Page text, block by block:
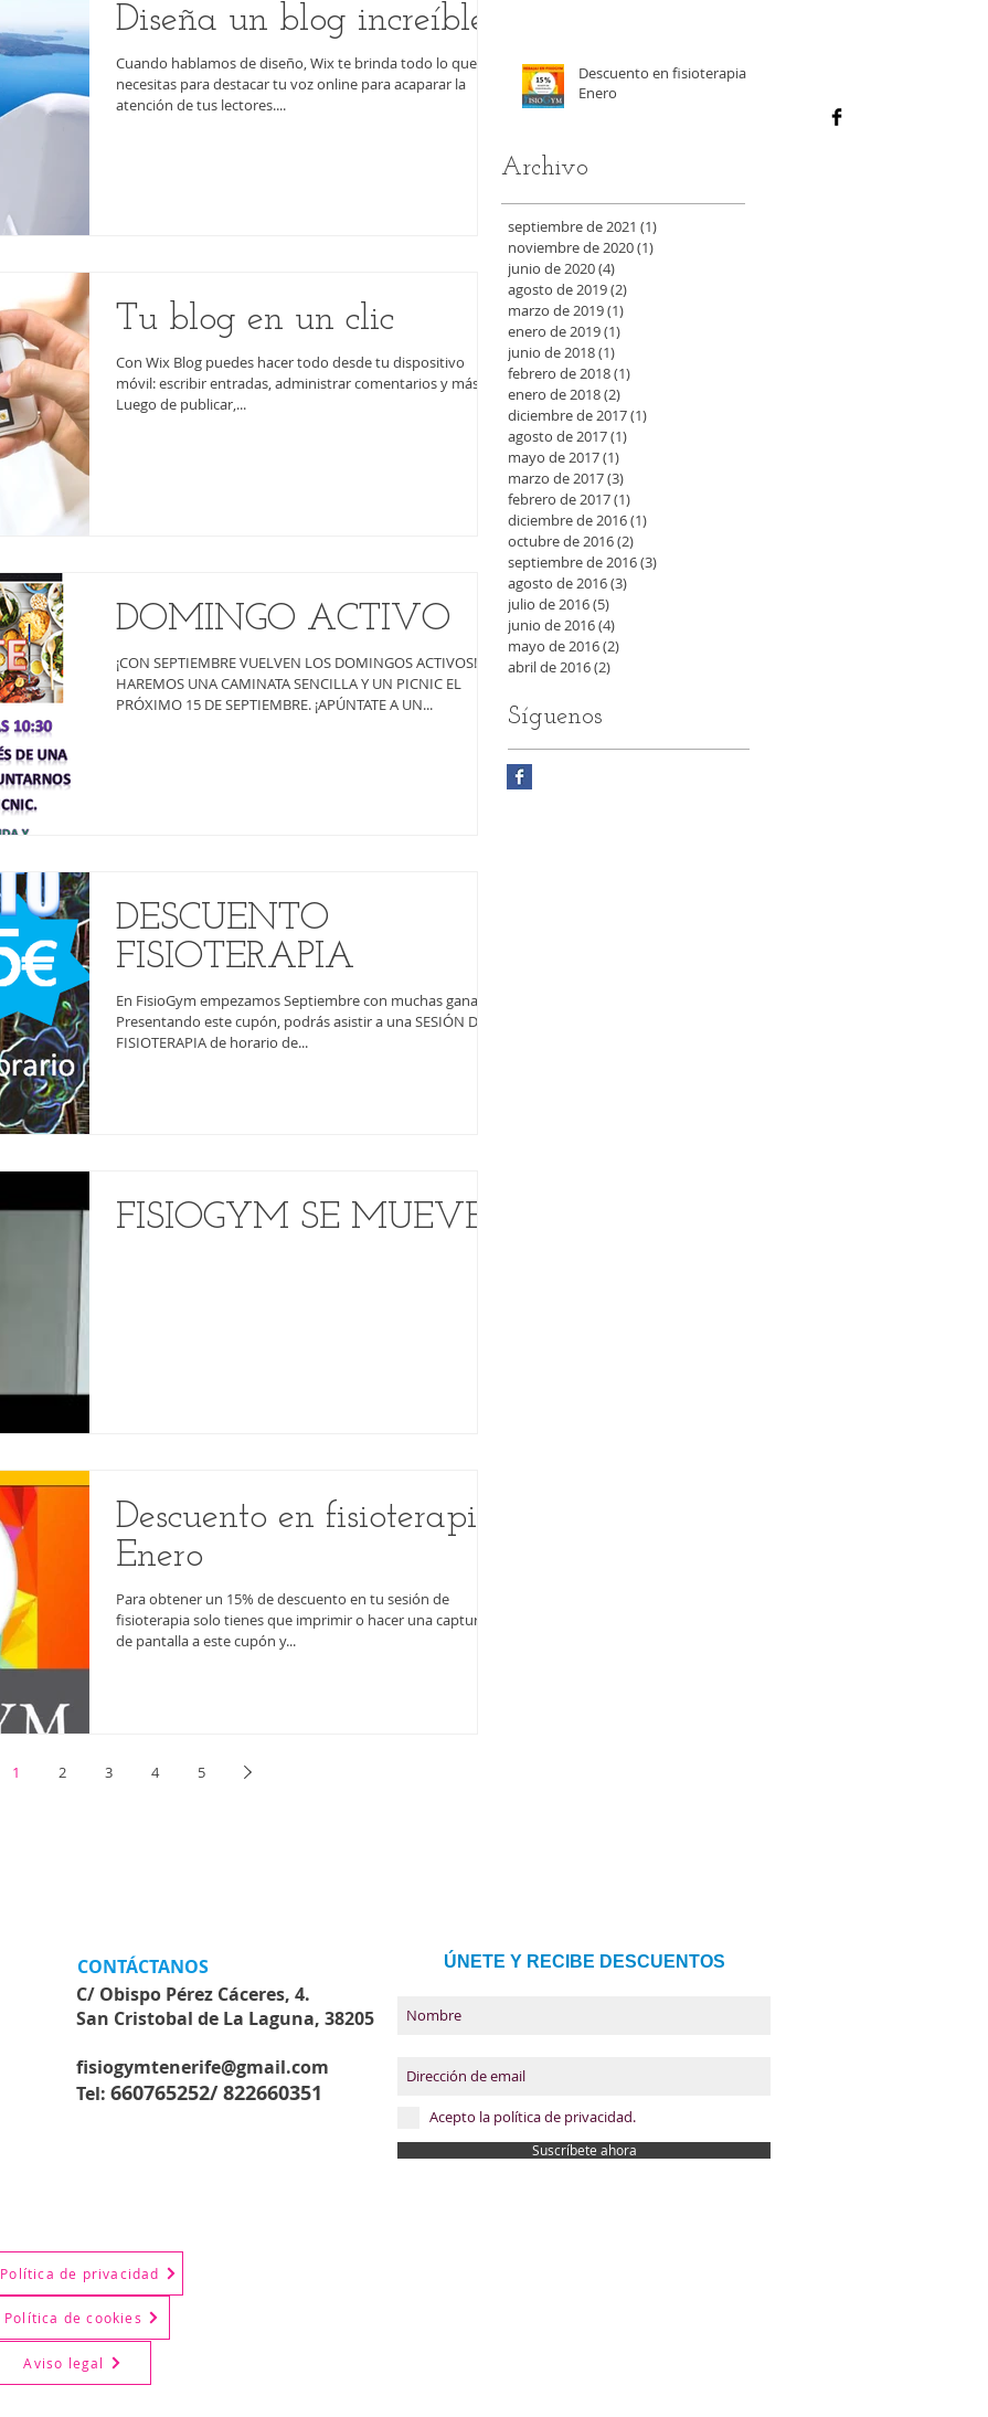
Diseña un blog increíble
Cuando hablamos de diseño, Wix te brinda todo lo que
necesitas para destacar tu voz online para acaparar la
atención de tus lectores....
Tu blog en un clic
Con Wix Blog puedes hacer todo desde tu dispositivo
móvil: escribir entradas, administrar comentarios y más.
Luego de publicar,...
DOMINGO ACTIVO
¡CON SEPTIEMBRE VUELVEN LOS DOMINGOS ACTIVOS!
HAREMOS UNA CAMINATA SENCILLA Y UN PICNIC EL
PRÓXIMO 15 DE SEPTIEMBRE. ¡APÚNTATE A UN...
DESCUENTO
FISIOTERAPIA
En FisioGym empezamos Septiembre con muchas ganas.
Presentando este cupón, podrás asistir a una SESIÓN DE
FISIOTERAPIA de horario de...
FISIOGYM SE MUEVE
Descuento en fisioterapia
Enero
Para obtener un 15% de descuento en tu sesión de
fisioterapia solo tienes que imprimir o hacer una captura
de pantalla a este cupón y...
1 2 3 4 5
Descuento en fisioterapia
Enero
Archivo
septiembre de 2021 (1)
noviembre de 2020(1)
junio de 2020(4)
agosto de 2019(2)
marzo de 2019(1)
enero de 2019(1)
junio de 2018(1)
febrero de 2018(1)
enero de 2018(2)
diciembre de 2017(1)
agosto de 2017(1)
mayo de 2017(1)
marzo de 2017(3)
febrero de 2017(1)
diciembre de 2016(1)
octubre de 2016(2)
septiembre de 2016(3)
agosto de 2016(3)
julio de 2016(5)
junio de 2016(4)
mayo de 2016(2)
abril de 2016(2)
Síguenos
ÚNETE Y RECIBE DESCUENTOS
Acepto la política de privacidad.
Suscríbete ahora
CONTÁCTANOS
C/ Obispo Pérez Cáceres, 4.
San Cristobal de La Laguna, 38205
fisiogymtenerife@gmail.com
Tel: 660765252/ 822660351
Política de privacidad
Política de cookies
Aviso legal